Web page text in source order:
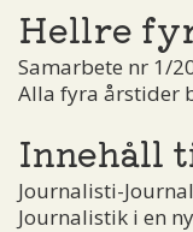
Hellre
Samarbete nr 1/
Alla fyra årstider
Innehåll
Journalisti-
Journalistik i en